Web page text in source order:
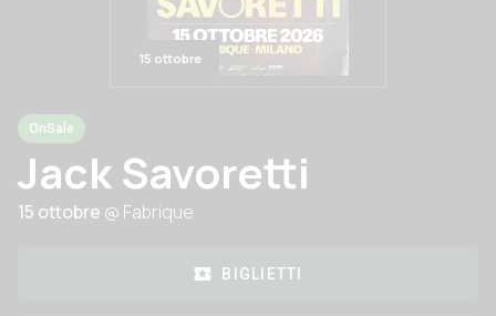
15 ottobre
OnSale
Jack Savoretti
15 ottobre @ Fabrique
BIGLIETTI